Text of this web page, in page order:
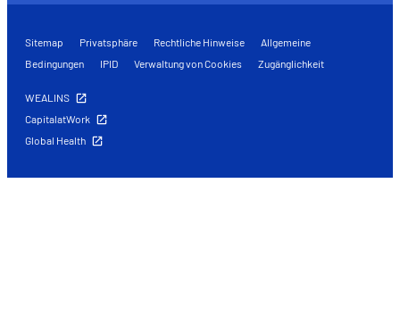
Sitemap Privatsphäre Rechtliche Hinweise
Allgemeine
Bedingungen
IPID Verwaltung von Cookies Zugänglichkeit
WEALINS
CapitalatWork
Global Health